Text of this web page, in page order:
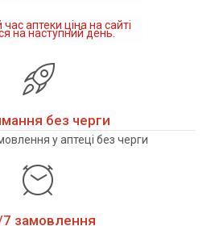
аптеки ціна на сайті
на наступний день.
без черги
у аптеці без черги
замовлення